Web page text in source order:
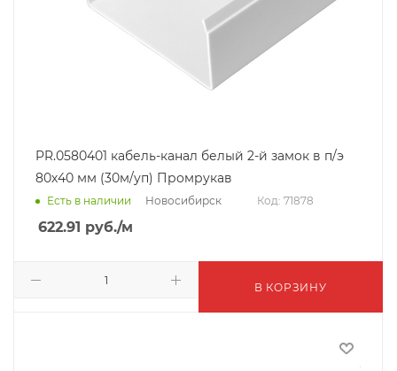
PR.0580401 кабель-канал белый 2-й замок в п/э
80х40 мм (30м/уп) Промрукав
Есть в наличии Новосибирск Код: 71878
622.91 руб./м
В КОРЗИНУ